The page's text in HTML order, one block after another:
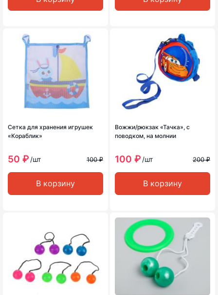
Сетка для хранения игрушек
«Кораблик»
50 ₽ /шт 100 ₽
В корзину
Вожжи/рюкзак «Тачка», с
поводком, на молнии
100 ₽ /шт 200 ₽
В корзину